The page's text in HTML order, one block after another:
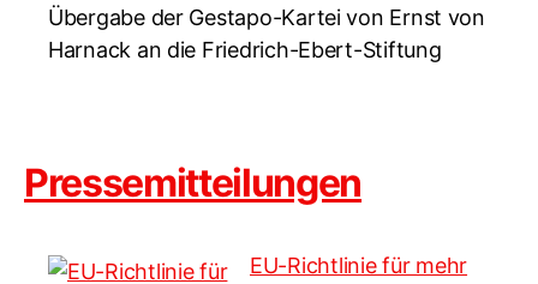
Übergabe der Gestapo-Kartei von Ernst von
Harnack an die Friedrich-Ebert-Stiftung
Pressemitteilungen
EU-Richtlinie für mehr